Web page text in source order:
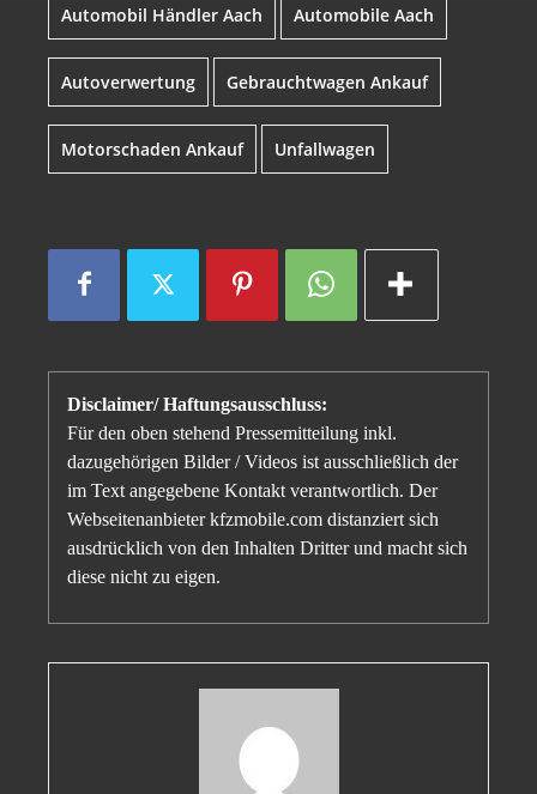
Automobil Händler Aach Automobile Aach
Autoverwertung Gebrauchtwagen Ankauf
Motorschaden Ankauf Unfallwagen
Disclaimer/ Haftungsausschluss:
Für den oben stehend Pressemitteilung inkl.
dazugehörigen Bilder / Videos ist ausschließlich der
im Text angegebene Kontakt verantwortlich. Der
Webseitenanbieter kfzmobile.com distanziert sich
ausdrücklich von den Inhalten Dritter und macht sich
diese nicht zu eigen.